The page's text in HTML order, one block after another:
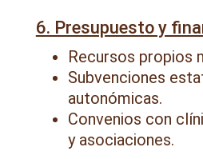
6. Presupuesto y
Recursos propios
Subvenciones
autonómicas.
Convenios con
y asociaciones.